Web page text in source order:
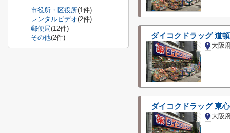
ダイコクドラッグ 道
ダイコクドラッグ 東
市役所・区役所(1件)
レンタルビデオ(2件)
郵便局(12件)
その他(2件)